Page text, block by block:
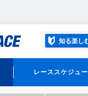
知る楽し
レーススケジュ